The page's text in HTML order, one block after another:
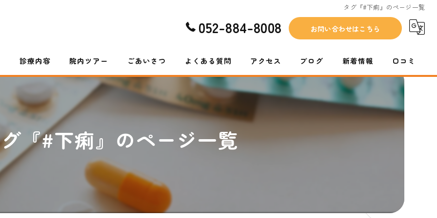
タグ『#下痢』のページ一覧
052-884-8008 お問い合わせはこちら
診療内容 院内ツアー ごあいさつ よくある質問 アクセス ブログ
コラム
新着情報 口コミ
『#下痢』のページ一覧